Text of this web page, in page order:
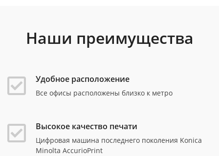
Наши преимущества
Удобное расположение
Все офисы расположены близко к метро
Высокое качество печати
Цифровая машина последнего поколения Konica
Minolta AccurioPrint